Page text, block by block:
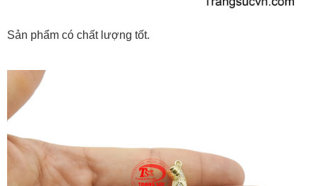
Sản phẩm có chất lượng tốt.